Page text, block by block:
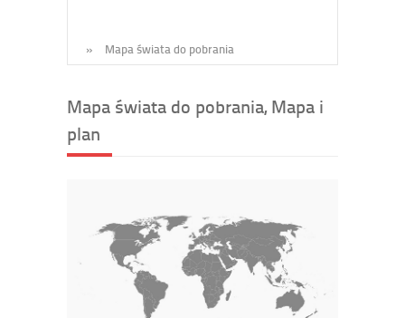
» Mapa świata do pobrania
Mapa świata do pobrania, Mapa i
plan